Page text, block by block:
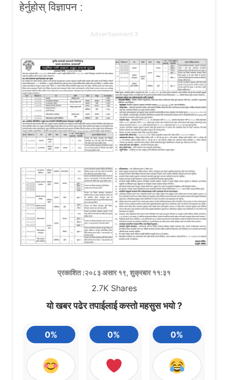
हेर्नुहोस् विज्ञापन :
Advertisement 3
प्रकाशित :२०८३ असार १९, शुक्रबार ११:३१
2.7K Shares
यो खबर पढेर तपाईलाई कस्तो महसुस भयो ?
0% 0% 0%